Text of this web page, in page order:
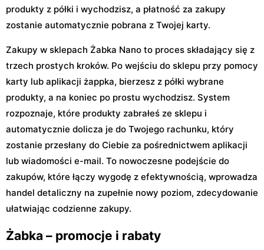
produkty z półki i wychodzisz, a płatność za zakupy
zostanie automatycznie pobrana z Twojej karty.
Zakupy w sklepach Żabka Nano to proces składający się z
trzech prostych kroków. Po wejściu do sklepu przy pomocy
karty lub aplikacji żappka, bierzesz z półki wybrane
produkty, a na koniec po prostu wychodzisz. System
rozpoznaje, które produkty zabrałeś ze sklepu i
automatycznie dolicza je do Twojego rachunku, który
zostanie przesłany do Ciebie za pośrednictwem aplikacji
lub wiadomości e-mail. To nowoczesne podejście do
zakupów, które łączy wygodę z efektywnością, wprowadza
handel detaliczny na zupełnie nowy poziom, zdecydowanie
ułatwiając codzienne zakupy.
Żabka – promocje i rabaty